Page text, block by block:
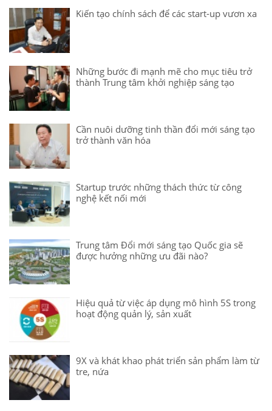
Kiến tạo chính sách để các start-up vươn xa
Những bước đi mạnh mẽ cho mục tiêu trở
thành Trung tâm khởi nghiệp sáng tạo
Cần nuôi dưỡng tinh thần đổi mới sáng tạo
trở thành văn hóa
Startup trước những thách thức từ công
nghệ kết nối mới
Trung tâm Đổi mới sáng tạo Quốc gia sẽ
được hưởng những ưu đãi nào?
Hiệu quả từ việc áp dụng mô hình 5S trong
hoạt động quản lý, sản xuất
9X và khát khao phát triển sản phẩm làm từ
tre, nứa